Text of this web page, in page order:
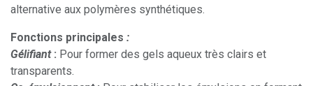
alternative aux polymères synthétiques.
Fonctions principales :
Gélifiant : Pour former des gels aqueux très clairs et
transparents.